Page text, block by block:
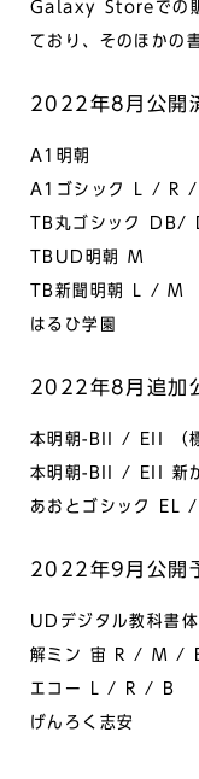
Galaxy Storeでの
ており、そのほかの
2022年8月公開
A1明朝
A1ゴシック L / R
TB丸ゴシック DB/
TBUD明朝 M
TB新聞明朝 L / M
はるひ学園
2022年8月追加
本明朝-BII / EII （標
本明朝-BII / EII 新
あおとゴシック
2022年9月公開
UDデジタル教科
解ミン 宙 R / M /
エコー L / R / B
げんろく志安